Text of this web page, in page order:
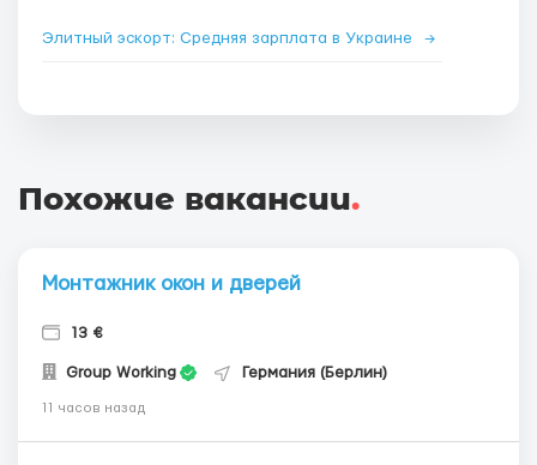
Элитный эскорт: Средняя зарплата в Украине →
Похожие вакансии.
Монтажник окон и дверей
13 €
Group Working Германия (Берлин)
11 часов назад